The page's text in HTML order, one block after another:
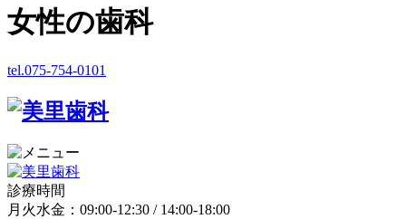
女性の歯科
tel.075-754-0101
診療時間
月火水金：09:00-12:30 / 14:00-18:00